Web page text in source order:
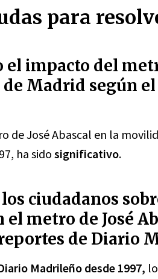
para
el impacto del
Madrid según
de José Abascal en la
ha sido significativo.
ciudadanos
el metro de José
de Diario
Madrileño desde 1997,